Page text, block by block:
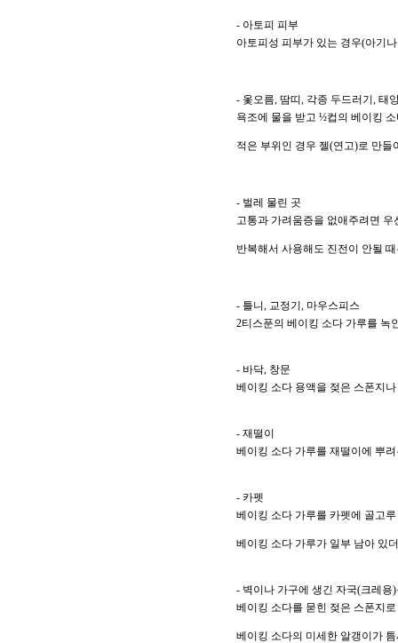
- 아토피 피부
아토피성 피부가 있는 경우(아기
- 옻오름, 땀띠, 각종 두드러기, 태
욕조에 물을 받고 ½컵의 베이킹
적은 부위인 경우 젤(연고)로 만
- 벌레 물린 곳
고통과 가려움증을 없애주려면
반복해서 사용해도 진전이 안될
- 틀니, 교정기, 마우스피스
2티스푼의 베이킹 소다 가루를 녹
- 바닥, 창문
베이킹 소다 용액을 젖은 스폰지
- 재떨이
베이킹 소다 가루를 재떨이에 뿌
- 카펫
베이킹 소다 가루를 카펫에 골고
베이킹 소다 가루가 일부 남아 있
- 벽이나 가구에 생긴 자국(크레용
베이킹 소다를 묻힌 젖은 스폰지
베이킹 소다의 미세한 알갱이가